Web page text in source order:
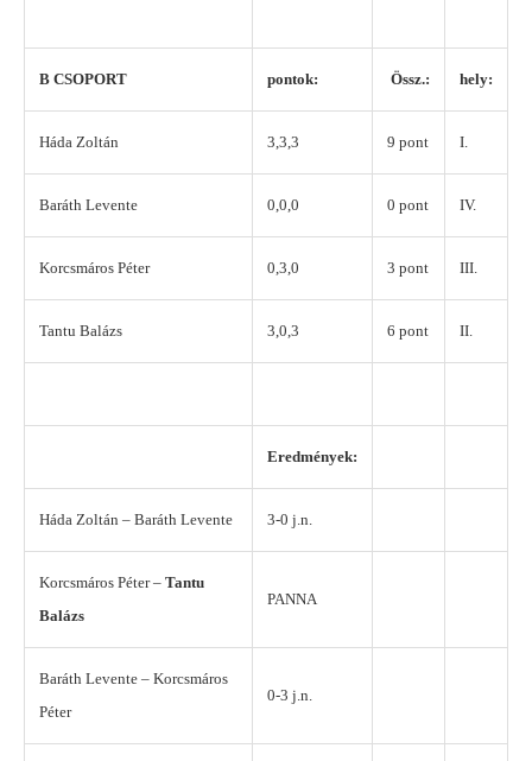
B CSOPORT pontok: Össz.: hely:
Háda Zoltán 3,3,3 9 pont I.
Baráth Levente 0,0,0 0 pont IV.
Korcsmáros Péter 0,3,0 3 pont III.
Tantu Balázs 3,0,3 6 pont II.
Eredmények:
Háda Zoltán – Baráth Levente 3-0 j.n.
Korcsmáros Péter – Tantu
Balázs
PANNA
Baráth Levente – Korcsmáros
Péter
0-3 j.n.